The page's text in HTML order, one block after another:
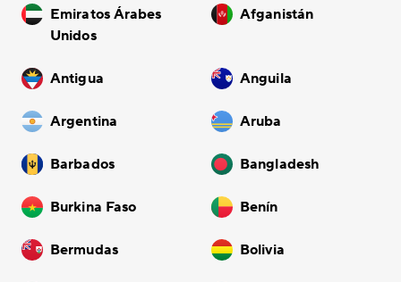
Emiratos Árabes
Unidos
Afganistán
Antigua Anguila
Argentina Aruba
Barbados Bangladesh
Burkina Faso Benín
Bermudas Bolivia